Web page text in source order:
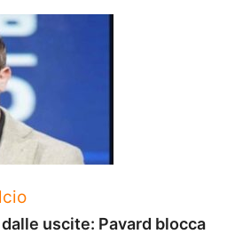
uscite: Pavard blocca